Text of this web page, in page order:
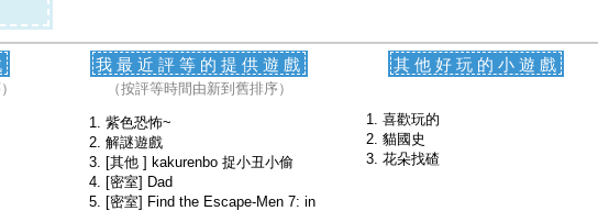
我最近評等的提供遊戲
（按評等時間由新到舊排序）
紫色恐怖~
解謎遊戲
[其他 ] kakurenbo 捉小丑小偷
[密室] Dad
[密室] Find the Escape-Men 7: in
其他好玩的小遊戲
喜歡玩的
貓國史
花朵找碴